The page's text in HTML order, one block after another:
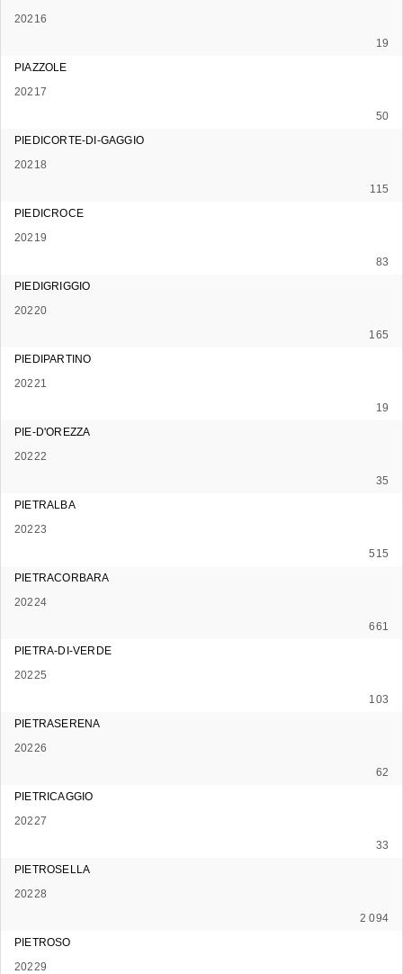
20216
19
PIAZZOLE
20217
50
PIEDICORTE-DI-GAGGIO
20218
115
PIEDICROCE
20219
83
PIEDIGRIGGIO
20220
165
PIEDIPARTINO
20221
19
PIE-D'OREZZA
20222
35
PIETRALBA
20223
515
PIETRACORBARA
20224
661
PIETRA-DI-VERDE
20225
103
PIETRASERENA
20226
62
PIETRICAGGIO
20227
33
PIETROSELLA
20228
2 094
PIETROSO
20229